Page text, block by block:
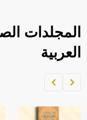
المجلدات
العربية